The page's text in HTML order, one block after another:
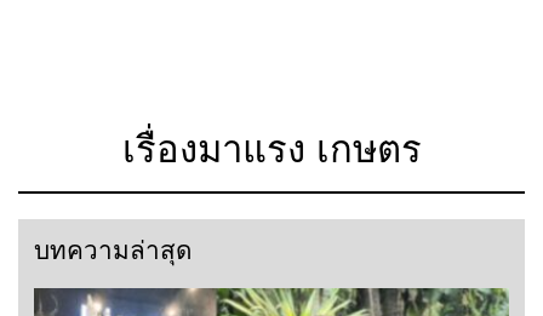
เรื่องมาแรง เกษตร
บทความล่าสุด